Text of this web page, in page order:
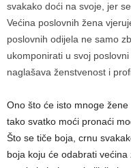
svakako doći na svoje, jer
Većina poslovnih žena
poslovnih odijela ne samo
ukomponirati u svoj
naglašava ženstvenost i
Ono što će isto mnoge
tako svatko moći pronaći
Što se tiče boja, crnu
boja koju će odabrati